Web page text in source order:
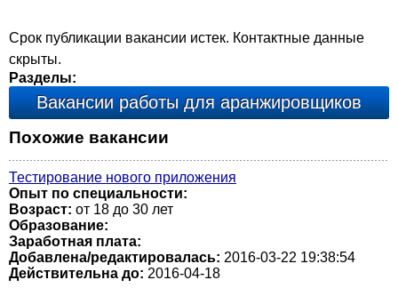
Срок публикации вакансии истек. Контактные данные
скрыты.
Разделы:
Вакансии работы для аранжировщиков
Похожие вакансии
Тестирование нового приложения
Опыт по специальности:
Возраст: от 18 до 30 лет
Образование:
Заработная плата:
Добавлена/редактировалась: 2016-03-22 19:38:54
Действительна до: 2016-04-18